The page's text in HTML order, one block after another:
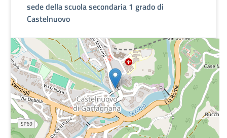
sede della scuola secondaria 1 grado di
Castelnuovo